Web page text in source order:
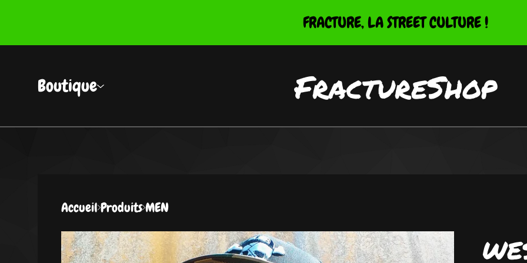
FRACTURE, LA STREET CULTURE !
Boutique FractureShop
Accueil ProduitsMEN